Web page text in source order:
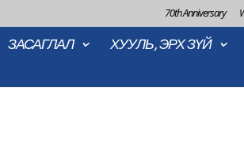
70th Anniversary
ЗАСАГЛАЛ ХУУЛЬ, ЭРХ ЗҮЙ